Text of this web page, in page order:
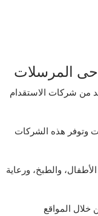
حى المرسلات
من شركات الاستقدام
وتوفر هذه الشركات
والطبخ، ورعاية
خلال المواقع